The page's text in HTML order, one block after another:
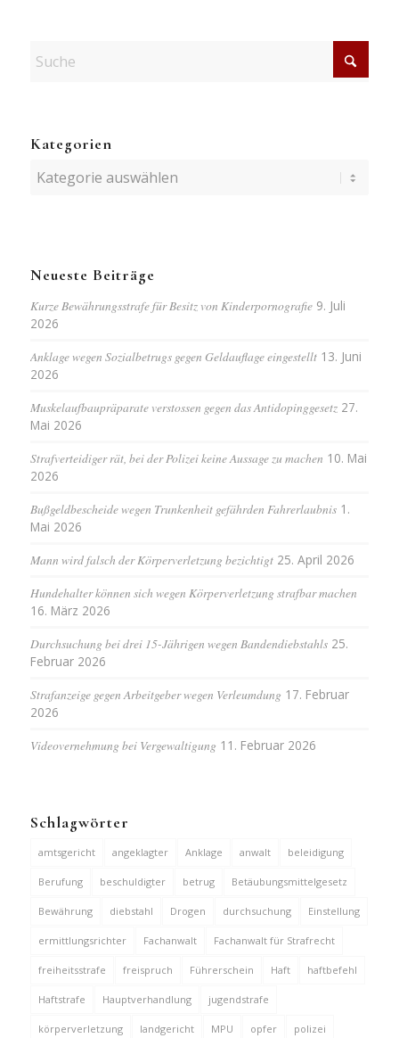
Kategorien
Kategorien
Neueste Beiträge
Kurze Bewährungsstrafe für Besitz von Kinderpornografie 9. Juli
2026
Anklage wegen Sozialbetrugs gegen Geldauflage eingestellt 13. Juni
2026
Muskelaufbaupräparate verstossen gegen das Antidopinggesetz 27.
Mai 2026
Strafverteidiger rät, bei der Polizei keine Aussage zu machen 10. Mai
2026
Bußgeldbescheide wegen Trunkenheit gefährden Fahrerlaubnis 1.
Mai 2026
Mann wird falsch der Körperverletzung bezichtigt 25. April 2026
Hundehalter können sich wegen Körperverletzung strafbar machen
16. März 2026
Durchsuchung bei drei 15-Jährigen wegen Bandendiebstahls 25.
Februar 2026
Strafanzeige gegen Arbeitgeber wegen Verleumdung 17. Februar
2026
Videovernehmung bei Vergewaltigung 11. Februar 2026
Schlagwörter
amtsgericht angeklagter Anklage anwalt beleidigung
Berufung beschuldigter betrug Betäubungsmittelgesetz
Bewährung diebstahl Drogen durchsuchung Einstellung
ermittlungsrichter Fachanwalt Fachanwalt für Strafrecht
freiheitsstrafe freispruch Führerschein Haft haftbefehl
Haftstrafe Hauptverhandlung jugendstrafe
körperverletzung landgericht MPU opfer polizei